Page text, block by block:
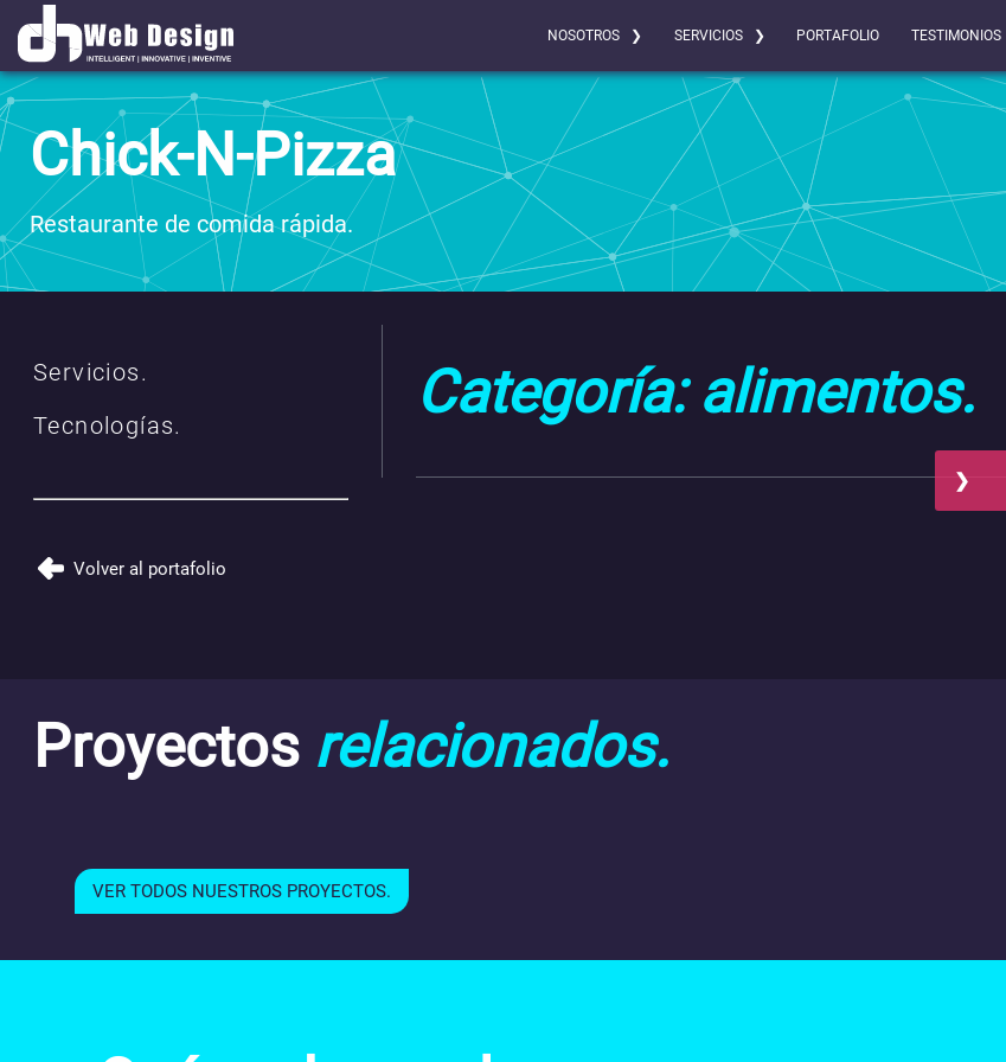
NOSOTROS ❯ SERVICIOS ❯ PORTAFOLIO TESTIMONIOS
Chick-N-Pizza
Restaurante de comida rápida.
Servicios.
Tecnologías.
Volver al portafolio
Categoría: alimentos.
❯
Proyectos relacionados.
VER TODOS NUESTROS PROYECTOS.